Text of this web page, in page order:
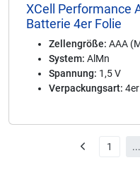
XCell Performance
Batterie 4er Folie
Zellengröße: AAA
System: AlMn
Spannung: 1,5 V
Verpackungsart:
1 ...